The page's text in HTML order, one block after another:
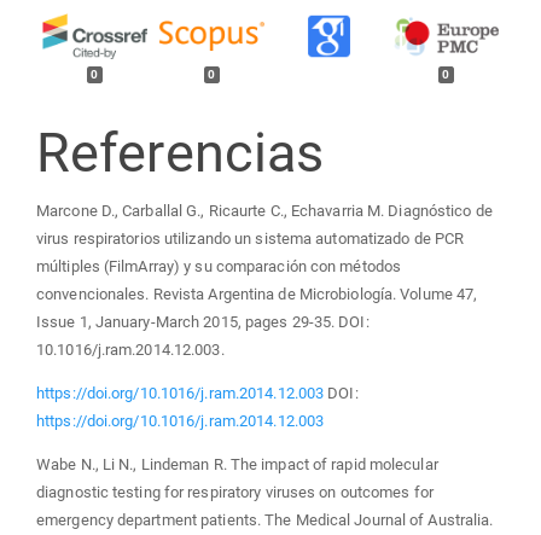
0 0 0
Referencias
Marcone D., Carballal G., Ricaurte C., Echavarria M. Diagnóstico de
virus respiratorios utilizando un sistema automatizado de PCR
múltiples (FilmArray) y su comparación con métodos
convencionales. Revista Argentina de Microbiología. Volume 47,
Issue 1, January-March 2015, pages 29-35. DOI:
10.1016/j.ram.2014.12.003.
https://doi.org/10.1016/j.ram.2014.12.003 DOI:
https://doi.org/10.1016/j.ram.2014.12.003
Wabe N., Li N., Lindeman R. The impact of rapid molecular
diagnostic testing for respiratory viruses on outcomes for
emergency department patients. The Medical Journal of Australia.